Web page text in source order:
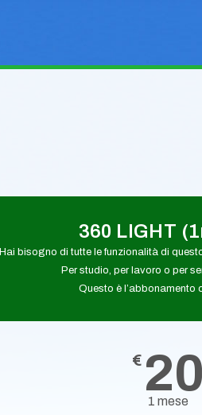
360 LIGHT
Hai bisogno di tutte le funzionalità di
Per studio, per lavoro o per
Questo è l’abbonamento
€ 20
1 mese